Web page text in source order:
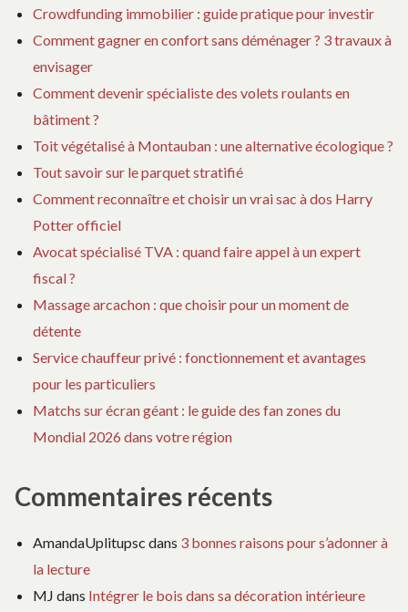
Crowdfunding immobilier : guide pratique pour investir
Comment gagner en confort sans déménager ? 3 travaux à
envisager
Comment devenir spécialiste des volets roulants en
bâtiment ?
Toit végétalisé à Montauban : une alternative écologique ?
Tout savoir sur le parquet stratifié
Comment reconnaître et choisir un vrai sac à dos Harry
Potter officiel
Avocat spécialisé TVA : quand faire appel à un expert
fiscal ?
Massage arcachon : que choisir pour un moment de
détente
Service chauffeur privé : fonctionnement et avantages
pour les particuliers
Matchs sur écran géant : le guide des fan zones du
Mondial 2026 dans votre région
Commentaires récents
AmandaUplitupsc dans 3 bonnes raisons pour s’adonner à
la lecture
MJ dans Intégrer le bois dans sa décoration intérieure